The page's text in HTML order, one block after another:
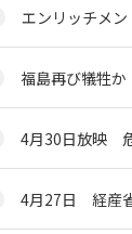
エンリッチメ
福島再び犠牲
4月30日放映
4月27日 経産